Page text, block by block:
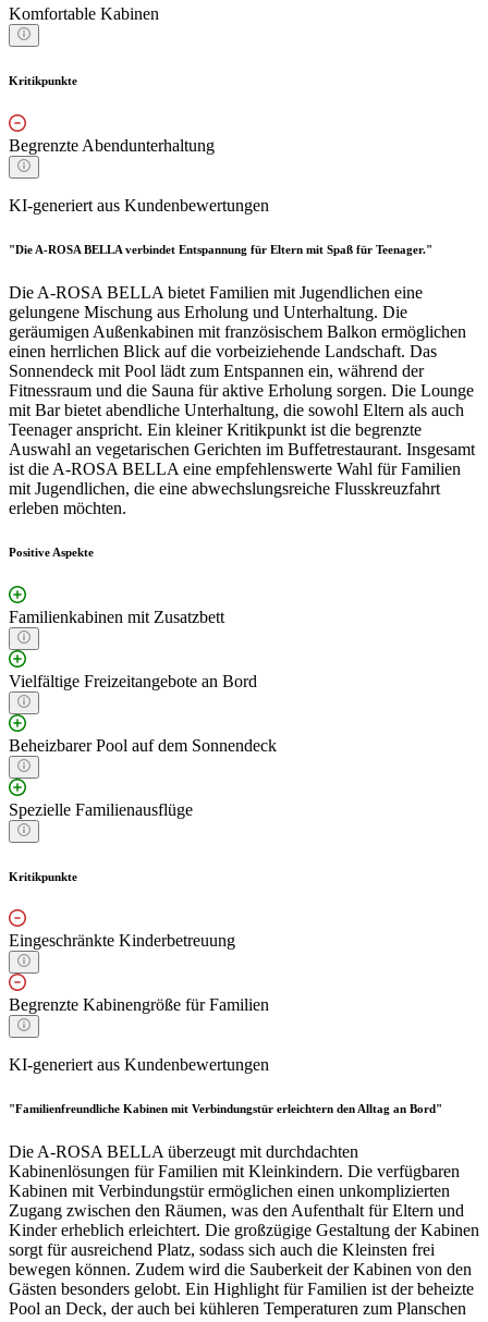
Komfortable Kabinen
Kritikpunkte
Begrenzte Abendunterhaltung
KI-generiert aus Kundenbewertungen
"Die A-ROSA BELLA verbindet Entspannung für Eltern mit Spaß für Teenager."
Die A-ROSA BELLA bietet Familien mit Jugendlichen eine
gelungene Mischung aus Erholung und Unterhaltung. Die
geräumigen Außenkabinen mit französischem Balkon ermöglichen
einen herrlichen Blick auf die vorbeiziehende Landschaft. Das
Sonnendeck mit Pool lädt zum Entspannen ein, während der
Fitnessraum und die Sauna für aktive Erholung sorgen. Die Lounge
mit Bar bietet abendliche Unterhaltung, die sowohl Eltern als auch
Teenager anspricht. Ein kleiner Kritikpunkt ist die begrenzte
Auswahl an vegetarischen Gerichten im Buffetrestaurant. Insgesamt
ist die A-ROSA BELLA eine empfehlenswerte Wahl für Familien
mit Jugendlichen, die eine abwechslungsreiche Flusskreuzfahrt
erleben möchten.
Positive Aspekte
Familienkabinen mit Zusatzbett
Vielfältige Freizeitangebote an Bord
Beheizbarer Pool auf dem Sonnendeck
Spezielle Familienausflüge
Kritikpunkte
Eingeschränkte Kinderbetreuung
Begrenzte Kabinengröße für Familien
KI-generiert aus Kundenbewertungen
"Familienfreundliche Kabinen mit Verbindungstür erleichtern den Alltag an Bord"
Die A-ROSA BELLA überzeugt mit durchdachten
Kabinenlösungen für Familien mit Kleinkindern. Die verfügbaren
Kabinen mit Verbindungstür ermöglichen einen unkomplizierten
Zugang zwischen den Räumen, was den Aufenthalt für Eltern und
Kinder erheblich erleichtert. Die großzügige Gestaltung der Kabinen
sorgt für ausreichend Platz, sodass sich auch die Kleinsten frei
bewegen können. Zudem wird die Sauberkeit der Kabinen von den
Gästen besonders gelobt. Ein Highlight für Familien ist der beheizte
Pool an Deck, der auch bei kühleren Temperaturen zum Planschen